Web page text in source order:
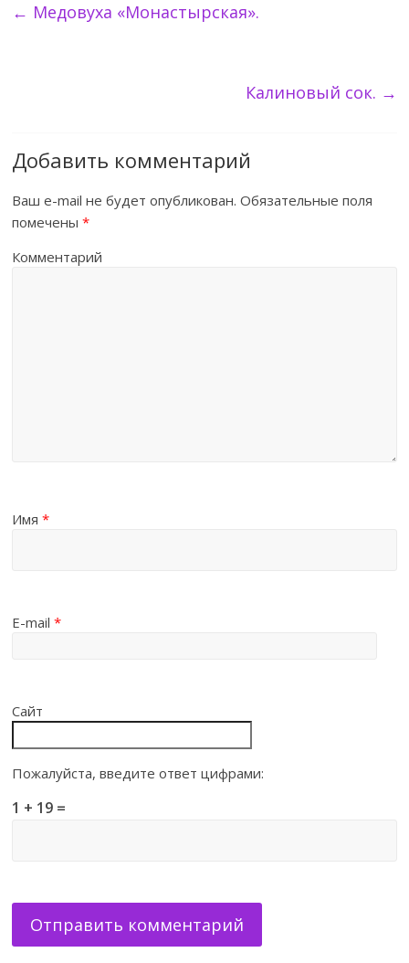
← Медовуха «Монастырская».
Калиновый сок. →
Добавить комментарий
Ваш e-mail не будет опубликован. Обязательные поля
помечены*
Комментарий
Имя*
E-mail*
Сайт
Пожалуйста, введите ответ цифрами:
1 + 19 =